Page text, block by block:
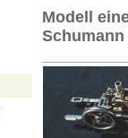
Modell
Schumann